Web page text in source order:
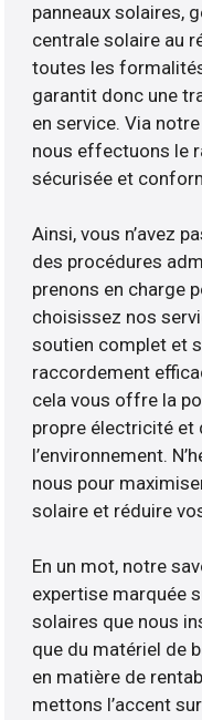
panneaux solaires,
centrale solaire au
toutes les
garantit donc une
en service. Via
nous effectuons le
sécurisée et
Ainsi, vous n’avez
des procédures
prenons en charge
choisissez nos
soutien complet et
raccordement
cela vous offre la
propre électricité et
l’environnement.
nous pour
solaire et réduire
En un mot, notre
expertise marquée
solaires que nous
que du matériel de
en matière de
mettons l’accent